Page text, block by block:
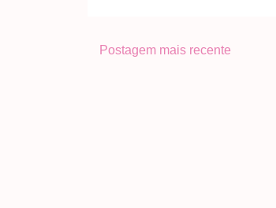
Postagem mais recente